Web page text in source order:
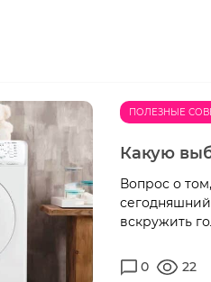
ПОЛЕЗНЫЕ
Какую
Вопрос о
вскружить
0 22